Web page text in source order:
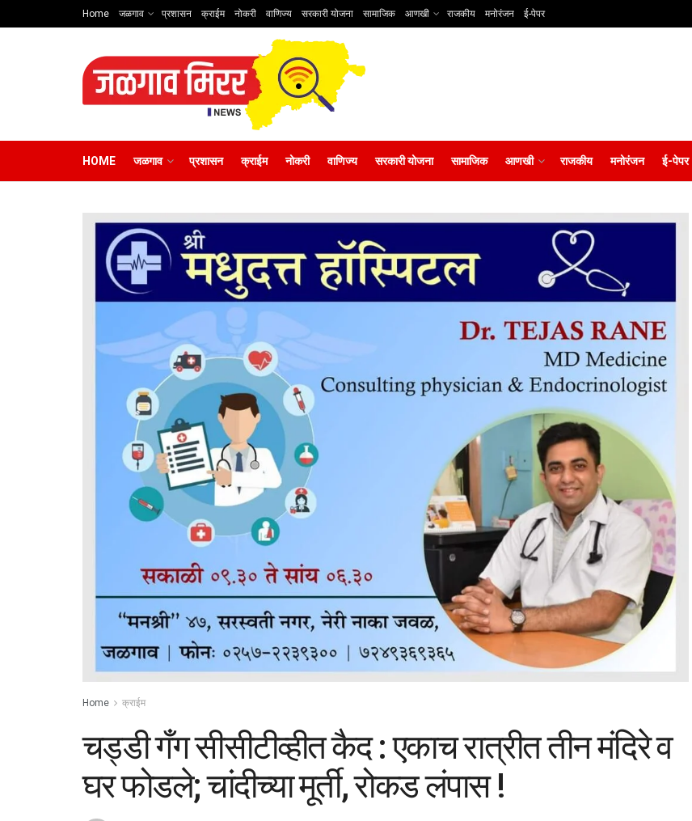
Home जळगाव प्रशासन क्राईम नोकरी वाणिज्य सरकारी योजना सामाजिक आणखी राजकीय मनोरंजन ई-पेपर
HOME जळगाव प्रशासन क्राईम नोकरी वाणिज्य सरकारी योजना सामाजिक आणखी राजकीय मनोरंजन ई-पेपर
Home क्राईम
चड्डी गँग सीसीटीव्हीत कैद : एकाच रात्रीत तीन मंदिरे व
घर फोडले; चांदीच्या मूर्ती, रोकड लंपास !